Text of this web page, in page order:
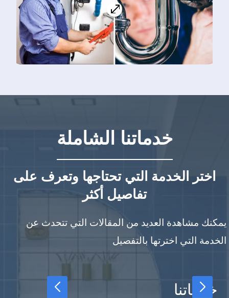
خدماتنا الشاملة
اختر الخدمة التي تحتاجها وتعرف على
تفاصيل أكثر
يمكنك مشاهدة العديد من المقالات التي تتحدث عن
الخدمة التي اخترتها بالتفصيل
خدماتنا